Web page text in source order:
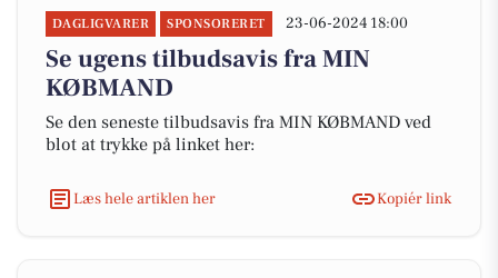
DAGLIGVARER SPONSORERET 23-06-2024 18:00
Se ugens tilbudsavis fra MIN
KØBMAND
Se den seneste tilbudsavis fra MIN KØBMAND ved
blot at trykke på linket her:
Læs hele artiklen her Kopiér link